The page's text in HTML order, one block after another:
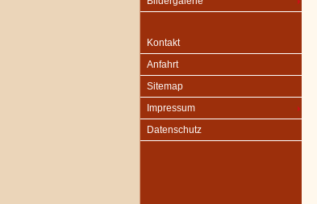
Kontakt
Anfahrt
Sitemap
Impressum
Datenschutz